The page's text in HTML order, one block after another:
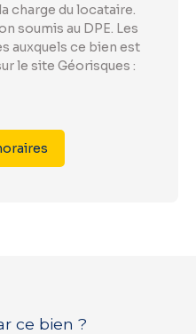
charge du locataire.
soumis au DPE. Les
auxquels ce bien est
le site Géorisques :
ce bien ?